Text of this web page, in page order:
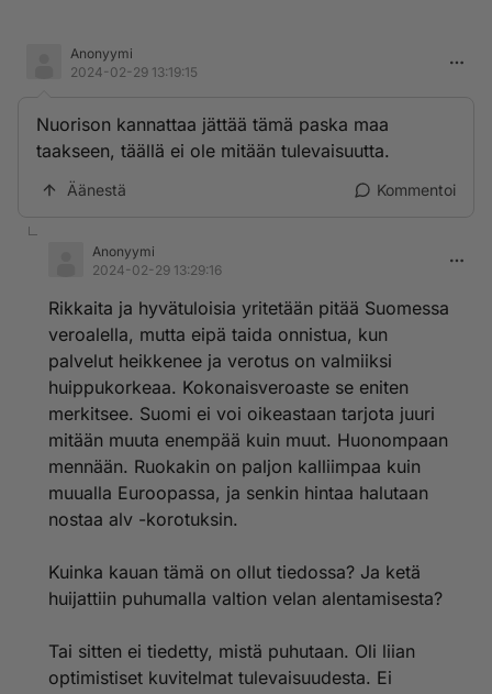
Anonyymi
2024-02-29 13:19:15
Nuorison kannattaa jättää tämä paska maa
taakseen, täällä ei ole mitään tulevaisuutta.
Äänestä Kommentoi
Anonyymi
2024-02-29 13:29:16
Rikkaita ja hyvätuloisia yritetään pitää Suomessa
veroalella, mutta eipä taida onnistua, kun
palvelut heikkenee ja verotus on valmiiksi
huippukorkeaa. Kokonaisveroaste se eniten
merkitsee. Suomi ei voi oikeastaan tarjota juuri
mitään muuta enempää kuin muut. Huonompaan
mennään. Ruokakin on paljon kalliimpaa kuin
muualla Euroopassa, ja senkin hintaa halutaan
nostaa alv -korotuksin.
Kuinka kauan tämä on ollut tiedossa? Ja ketä
huijattiin puhumalla valtion velan alentamisesta?
Tai sitten ei tiedetty, mistä puhutaan. Oli liian
optimistiset kuvitelmat tulevaisuudesta. Ei